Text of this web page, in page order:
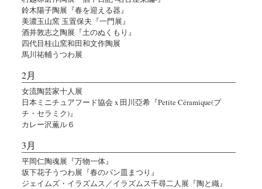
鈴木陽子陶展『春を迎える器』
美濃玉山窯 玉置保夫『一門展』
酒井敦志之陶展『土のぬくもり』
四代目桂山窯和田和文作陶展
馬川祐輔うつわ展
2月
女流陶芸家十人展
日本ミニチュアフード協会 x 田川亞希『Petite Céramique(プ
チ・セラミク)』
カレー沢薫ル６
3月
平岡仁陶魂展『万物一体』
坂下花子うつわ展『春のパン皿まつり』
ジェイムズ・イラズムス／イラズムス千尋二人展『陶と織』